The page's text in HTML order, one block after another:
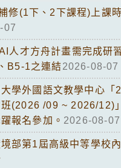
修(1下、2下課程)上課
07
人才方舟計畫需完成研
B5-1之連結2026-08-07
大學外國語文教學中心「
班(2026 /09 ~ 2026/12)
報名參加。 2026-08-07
部第1屆高級中等學校